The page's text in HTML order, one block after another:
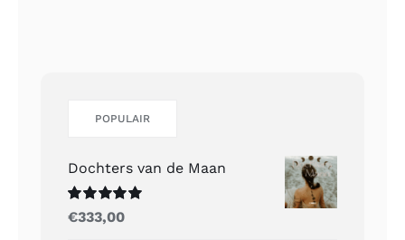
POPULAIR
Dochters van de Maan
Gewaardeerd
uit 5
€333,00